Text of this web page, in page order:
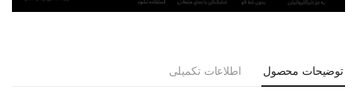
توضیحات محصول اطلاعات تکمیلی